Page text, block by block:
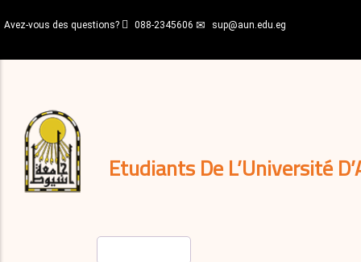
au
principal
Avez-vous des questions? 088-2345606 sup@aun.edu.eg
Etudiants De L’Université
décisions
Expatriés
Journal